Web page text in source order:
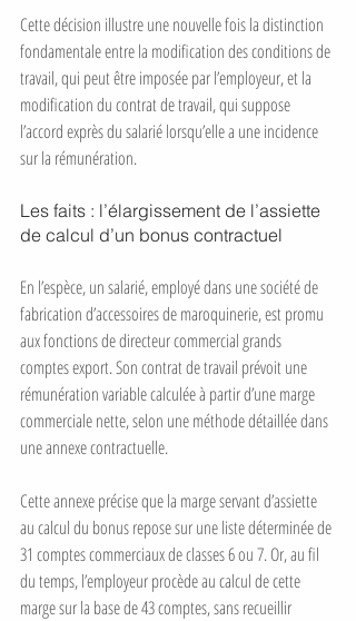
Cette décision illustre une nouvelle fois la distinction
fondamentale entre la modification des conditions de
travail, qui peut être imposée par l’employeur, et la
modification du contrat de travail, qui suppose
l’accord exprès du salarié lorsqu’elle a une incidence
sur la rémunération.
Les faits : l’élargissement de l’assiette
de calcul d’un bonus contractuel
En l’espèce, un salarié, employé dans une société de
fabrication d’accessoires de maroquinerie, est promu
aux fonctions de directeur commercial grands
comptes export. Son contrat de travail prévoit une
rémunération variable calculée à partir d’une marge
commerciale nette, selon une méthode détaillée dans
une annexe contractuelle.
Cette annexe précise que la marge servant d’assiette
au calcul du bonus repose sur une liste déterminée de
31 comptes commerciaux de classes 6 ou 7. Or, au fil
du temps, l’employeur procède au calcul de cette
marge sur la base de 43 comptes, sans recueillir